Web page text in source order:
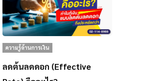
ความรู้ด้านการเงิน
ลดต้นลดดอก (Effective